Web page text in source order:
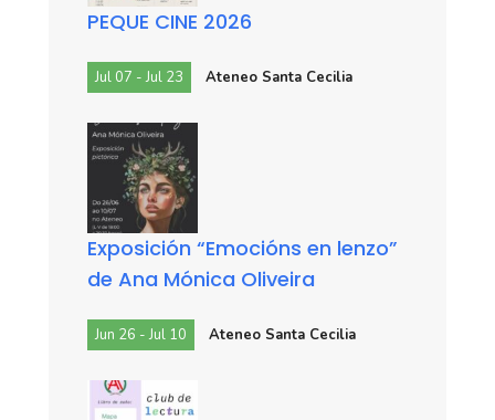
PEQUE CINE 2026
Jul 07 - Jul 23 Ateneo Santa Cecilia
Exposición “Emocións en lenzo”
de Ana Mónica Oliveira
Jun 26 - Jul 10 Ateneo Santa Cecilia